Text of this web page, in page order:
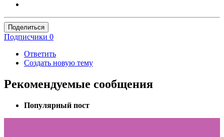
Поделиться
Подписчики 0
Ответить
Создать новую тему
Рекомендуемые сообщения
Популярный пост